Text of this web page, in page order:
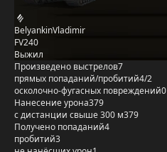
BelyankinVladimir
FV240
Выжил
Произведено выстрелов7
прямых попаданий/пробитий4/2
осколочно-фугасных повреждений0
Нанесение урона379
с дистанции свыше 300 м379
Получено попаданий4
пробитий3